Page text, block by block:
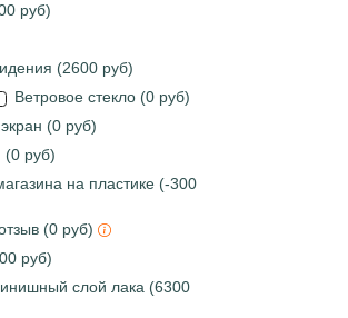
руб)
(2600 руб)
Ветровое стекло (0 руб)
(0 руб)
руб)
на пластике (-300
(0 руб)
руб)
слой лака (6300